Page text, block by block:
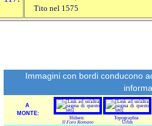
Tito nel 1575
Immagini con bordi conducono
A
MONTE:
Hülsen:
Il Foro Romano
Topographia
Urbis